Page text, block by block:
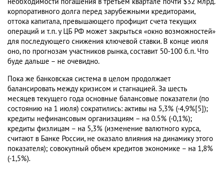
корпоративного долга перед зарубежными кредиторами,
оттока капитала, превышающего профицит счета текущих
операций и т.п. у ЦБ РФ может закрыться «окно возможностей»
для последующего снижения ключевой ставки. В конце июля
оно, по прогнозам участников рынка, составит 50-100 б.п. Что
буде дальше – не очевидно.
Пока же банковская система в целом продолжает
балансировать между кризисом и стагнацией. За шесть
месяцев текущего года основные балансовые показатели (по
состоянию на 1 июля) сократились: активы на 5,3% (-4,9%[5]);
кредиты нефинансовым организациям – на 0.5% (-0,1%);
кредиты физлицам – на 5,3% (изменение валютного курса,
считают в Банке России, не оказало влияния на динамику этого
показателя); совокупный объем кредитов экономике – на 1,8%
(-1,5%).